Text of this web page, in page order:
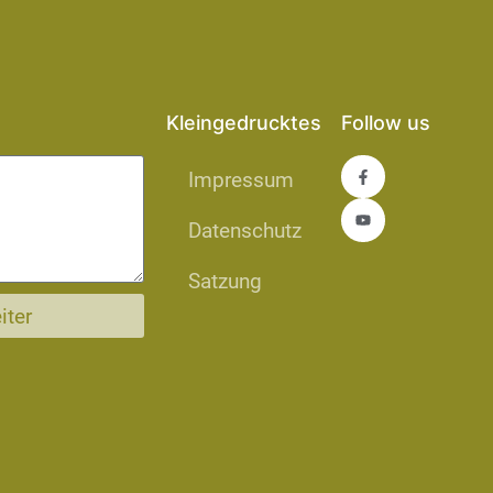
Kleingedrucktes
Impressum
Datenschutz
Satzung
Follow us